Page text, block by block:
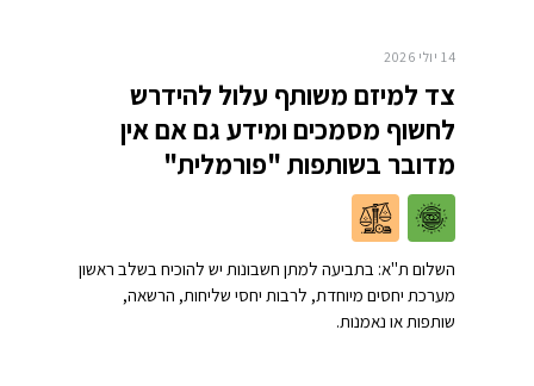
14 יולי 2026
צד למיזם משותף עלול להידרש
לחשוף מסמכים ומידע גם אם אין
מדובר בשותפות "פורמלית"
השלום ת"א: בתביעה למתן חשבונות יש להוכיח בשלב ראשון
מערכת יחסים מיוחדת, לרבות יחסי שליחות, הרשאה,
שותפות או נאמנות.